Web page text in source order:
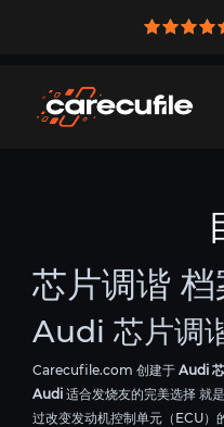
芯片调谐
Audi 芯片调
Carecufile.com 创建于 Audi
Audi 适合发烧友的完美选择 就
过改变发动机控制单元（ECU）